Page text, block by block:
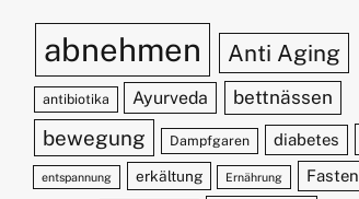
abnehmen Anti Aging
antibiotika Ayurveda bettnässen
bewegung Dampfgaren diabetes
entspannung erkältung Ernährung Fasten